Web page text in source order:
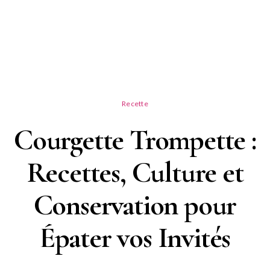
Recette
Courgette Trompette :
Recettes, Culture et
Conservation pour
Épater vos Invités